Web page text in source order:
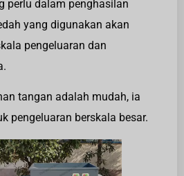
perlu dalam penghasilan
yang digunakan akan
pengeluaran dan
tangan adalah mudah, ia
pengeluaran berskala besar.